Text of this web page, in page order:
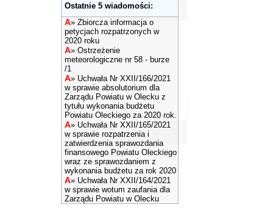
Ostatnie 5 wiadomości:
A» Zbiorcza informacja o
petycjach rozpatrzonych w
2020 roku
A» Ostrzeżenie
meteorologiczne nr 58 - burze
/1
A» Uchwała Nr XXII/166/2021
w sprawie absolutorium dla
Zarządu Powiatu w Olecku z
tytułu wykonania budżetu
Powiatu Oleckiego za 2020 rok.
A» Uchwała Nr XXII/165/2021
w sprawie rozpatrzenia i
zatwierdzenia sprawozdania
finansowego Powiatu Oleckiego
wraz ze sprawozdaniem z
wykonania budżetu za rok 2020
A» Uchwała Nr XXII/164/2021
w sprawie wotum zaufania dla
Zarządu Powiatu w Olecku